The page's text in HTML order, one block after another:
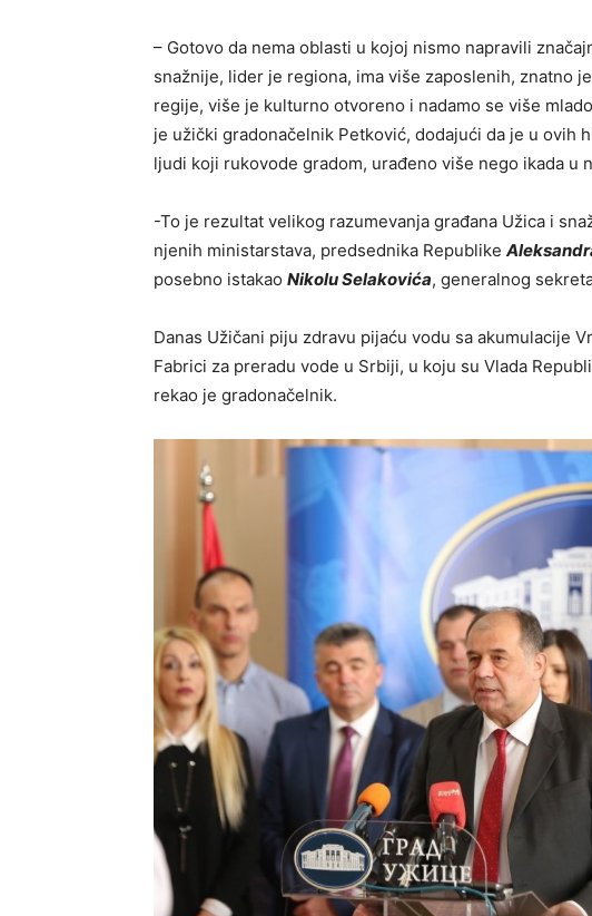
– Gotovo da nema oblasti u kojoj nismo napravili
snažnije, lider je regiona, ima više zaposlenih, znatno
regije, više je kulturno otvoreno i nadamo se više
je užički gradonačelnik Petković, dodajući da je u ovih
ljudi koji rukovode gradom, urađeno više nego ikada u
-To je rezultat velikog razumevanja građana Užica i
njenih ministarstava, predsednika Republike
posebno istakao Nikolu Selakovića, generalnog
Danas Užičani piju zdravu pijaću vodu sa akumulacije
Fabrici za preradu vode u Srbiji, u koju su Vlada
rekao je gradonačelnik.